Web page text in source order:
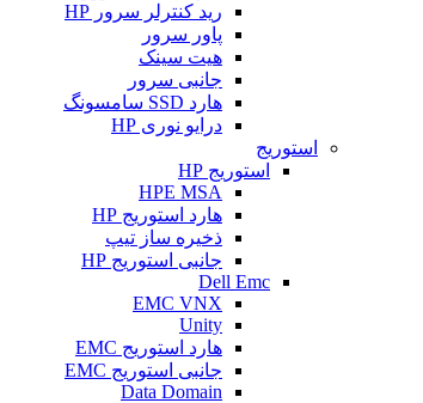
رید کنترلر سرور HP
پاور سرور
هیت سینک
جانبی سرور
هارد SSD سامسونگ
درایو نوری HP
استوریج
استوریج HP
HPE MSA
هارد استوریج HP
ذخیره ساز تیپ
جانبی استوریج HP
Dell Emc
EMC VNX
Unity
هارد استوریج EMC
جانبی استوریج EMC
Data Domain